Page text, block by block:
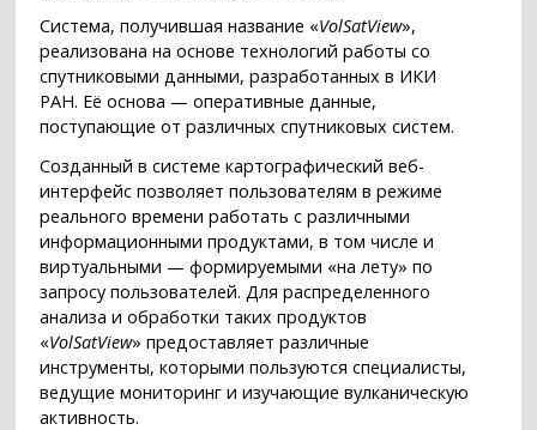
Система, получившая название «VolSatView»,
реализована на основе технологий работы со
спутниковыми данными, разработанных в ИКИ
РАН. Её основа — оперативные данные,
поступающие от различных спутниковых систем.
Созданный в системе картографический веб-
интерфейс позволяет пользователям в режиме
реального времени работать с различными
информационными продуктами, в том числе и
виртуальными — формируемыми «на лету» по
запросу пользователей. Для распределенного
анализа и обработки таких продуктов
«VolSatView» предоставляет различные
инструменты, которыми пользуются специалисты,
ведущие мониторинг и изучающие вулканическую
активность.